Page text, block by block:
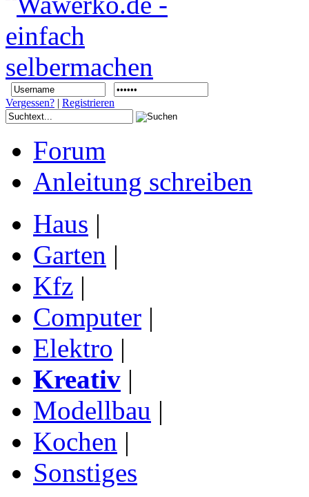
Vergessen? | Registrieren
Forum
Anleitung schreiben
Haus |
Garten |
Kfz |
Computer |
Elektro |
Kreativ |
Modellbau |
Kochen |
Sonstiges